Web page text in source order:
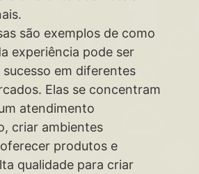
são exemplos de como
experiência pode ser
em diferentes
Elas se concentram
atendimento
criar ambientes
produtos e
qualidade para criar